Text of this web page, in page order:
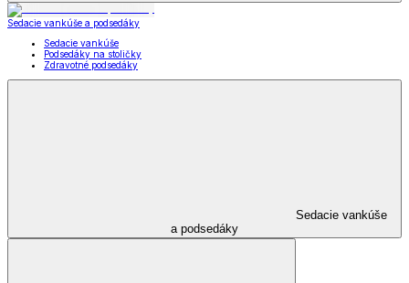
Sedacie vankúše a podsedáky
Sedacie vankúše
Podsedáky na stoličky
Zdravotné podsedáky
Sedacie vankúše
a podsedáky